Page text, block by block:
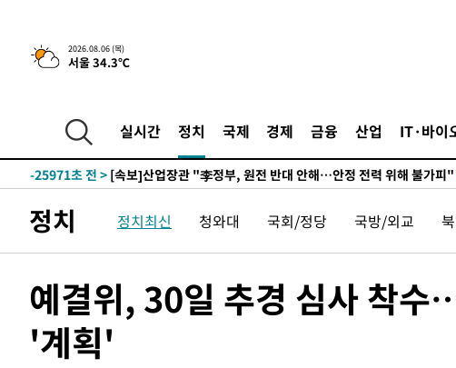
2026.08.06 (목)
서울 34.3℃
실시간 정치 국제 경제 금융 산업 IT·바이
3시간 전 >[속보] "이란-오만, 호르무즈 해협 통행 항로 합의" 이란 외무부 대변인
-29836초 전 >내일까지 39도 '펄펄'…기상청 "태풍 지나며 폭염 잠시 꺾인다"
-29451초 전 >
"美간섭에 합의 지연"…트럼프, '이란 호르무즈 통제권' 수용할까
-25971초 전 >
-24668초 전 > [속보]경찰, '홍명보 선임 논란' 대한축구협회·축구회관 등 압수수
상
-23848초 전 >
[속보]코스피 매도사이드카 발동…4%대 급락
-23120초 전 >[속보]전남광주 초대 시민추천 부시장에 백승주·윤난실
-19248초 전 >[속보]코스닥, 2.15포인트(0.27%) 내린 797.44 출발
-19231초 전 >[속보]코스피, 119.51포인트(1.81%) 내린 6478.75 개장
-15678초 전 >
정치 정치최신 청와대 국회/정당 국방/외교
예결위, 30일 추경 심사 착수
'계획'